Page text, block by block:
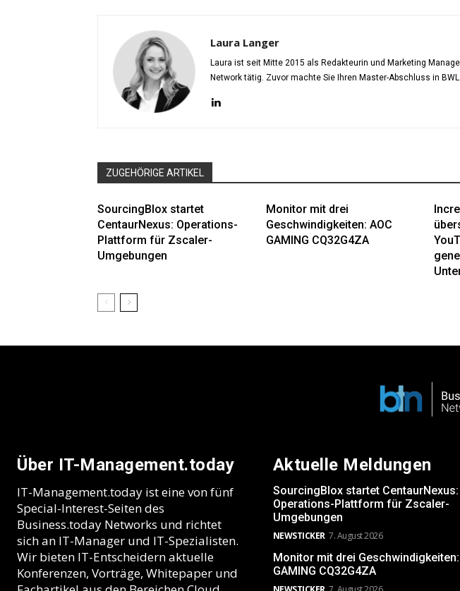
Laura Langer
Laura ist seit Mitte 2015 als Redakteurin und Marketing
Network tätig. Zuvor machte Sie Ihren Master-Abschluss in
ZUGEHÖRIGE ARTIKEL
SourcingBlox startet
CentaurNexus: Operations-
Plattform für Zscaler-
Umgebungen
Monitor mit drei
Geschwindigkeiten: AOC
GAMING CQ32G4ZA
Über IT-Management.today
IT-Management.today ist eine von fünf
Special-Interest-Seiten des
Business.today Networks und richtet
sich an IT-Manager und IT-Spezialisten.
Wir bieten IT-Entscheidern aktuelle
Konferenzen, Vorträge, Whitepaper und
Aktuelle Meldungen
SourcingBlox startet CentaurNexus:
Operations-Plattform für Zscaler-
Umgebungen
NEWSTICKER 7. August 2026
Monitor mit drei Geschwindigkeiten:
GAMING CQ32G4ZA